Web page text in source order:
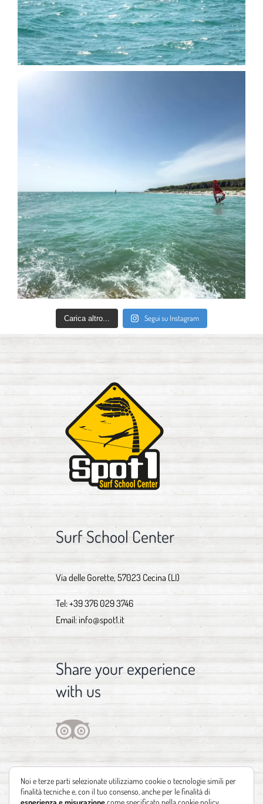
Carica altro... Segui su Instagram
Surf School Center
Via delle Gorette, 57023 Cecina (LI)
Tel:+39 376 029 3746
Email: info@spot1.it
Share your experience
with us
Noi e terze parti selezionate utilizziamo cookie o tecnologie simili per
finalità tecniche e, con il tuo consenso, anche per le finalità di
esperienza e misurazionecome specificato nellacookie policy